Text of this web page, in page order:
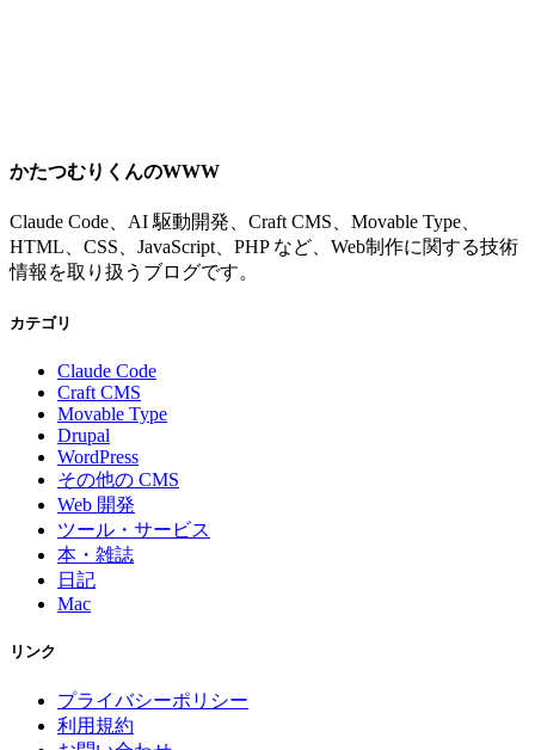
かたつむりくんのWWW
Claude Code、AI 駆動開発、Craft CMS、Movable Type、
HTML、CSS、JavaScript、PHP など、Web制作に関する技術
情報を取り扱うブログです。
カテゴリ
Claude Code
Craft CMS
Movable Type
Drupal
WordPress
その他の CMS
Web 開発
ツール・サービス
本・雑誌
日記
Mac
リンク
プライバシーポリシー
利用規約